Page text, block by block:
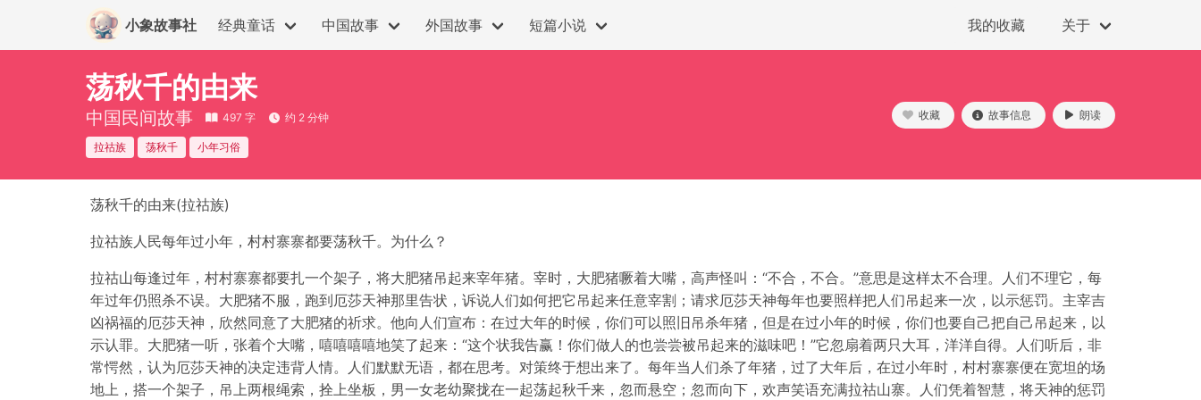
小象故事社 经典童话 中国故事 外国故事 短篇小说 我的收藏 关于
荡秋千的由来
中国民间故事 497 字 约 2 分钟
拉祜族 荡秋千 小年习俗
收藏 故事信息 朗读
荡秋千的由来(拉祜族)
拉祜族人民每年过小年，村村寨寨都要荡秋千。为什么？
拉祜山每逢过年，村村寨寨都要扎一个架子，将大肥猪吊起来宰年猪。宰时，大肥猪噘着大嘴，高声怪叫：“不合，不合。”意思是这样太不合理。人们不理它，每
年过年仍照杀不误。大肥猪不服，跑到厄莎天神那里告状，诉说人们如何把它吊起来任意宰割；请求厄莎天神每年也要照样把人们吊起来一次，以示惩罚。主宰吉
凶祸福的厄莎天神，欣然同意了大肥猪的祈求。他向人们宣布：在过大年的时候，你们可以照旧吊杀年猪，但是在过小年的时候，你们也要自己把自己吊起来，以
示认罪。大肥猪一听，张着个大嘴，嘻嘻嘻嘻地笑了起来：“这个状我告赢！你们做人的也尝尝被吊起来的滋味吧！”它忽扇着两只大耳，洋洋自得。人们听后，非
常愕然，认为厄莎天神的决定违背人情。人们默默无语，都在思考。对策终于想出来了。每年当人们杀了年猪，过了大年后，在过小年时，村村寨寨便在宽坦的场
地上，搭一个架子，吊上两根绳索，拴上坐板，男一女老幼聚拢在一起荡起秋千来，忽而悬空；忽而向下，欢声笑语充满拉祜山寨。人们凭着智慧，将天神的惩罚